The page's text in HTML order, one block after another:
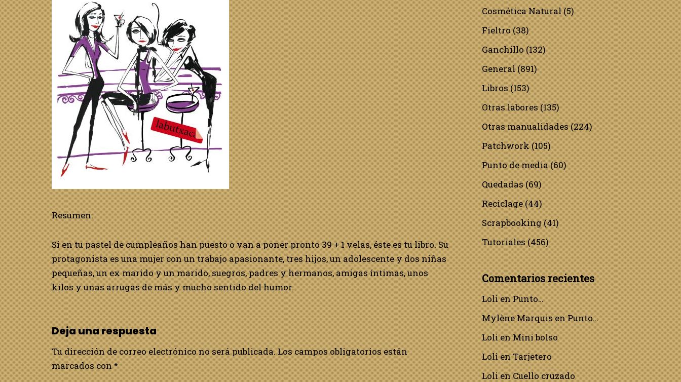
Resumen:
Si en tu pastel de cumpleaños han puesto o van a poner pronto 39 + 1 velas, éste es tu libro. Su
protagonista es una mujer con un trabajo apasionante, tres hijos, un adolescente y dos niñas
pequeñas, un ex marido y un marido, suegros, padres y hermanos, amigas íntimas, unos
kilos y unas arrugas de más y mucho sentido del humor.
Deja una respuesta
Tu dirección de correo electrónico no será publicada. Los campos obligatorios están
marcados con*
Cosmética Natural(5)
Fieltro(38)
Ganchillo(132)
General(891)
Libros(153)
Otras labores(135)
Otras manualidades(224)
Patchwork(105)
Punto de media(60)
Quedadas(69)
Reciclage(44)
Scrapbooking(41)
Tutoriales(456)
Comentarios recientes
LolienPunto…
Mylène MarquisenPunto…
LolienMini bolso
LolienTarjetero
LolienCuello cruzado